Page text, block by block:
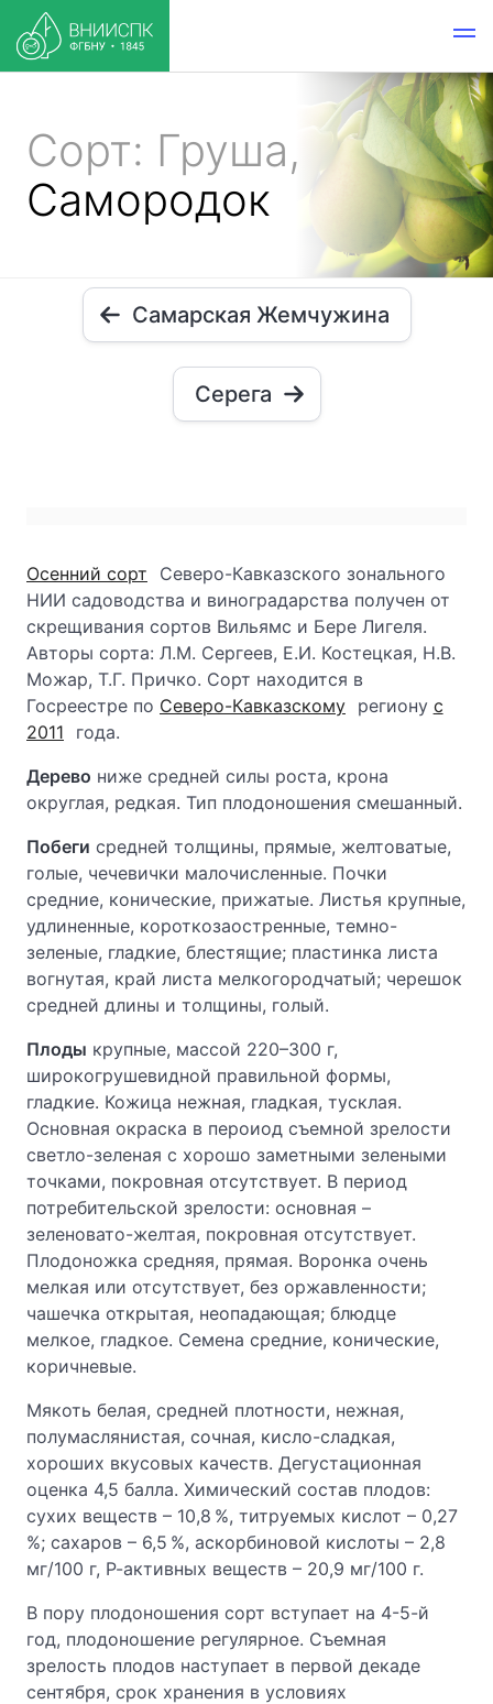
Сорт: Груша,
Самородок
Самарская Жемчужина
Серега
Осенний сорт
Северо-Кавказского зонального
НИИ садоводства и виноградарства получен от
скрещивания сортов Вильямс и Бере Лигеля.
Авторы сорта: Л.М. Сергеев, Е.И. Костецкая, Н.В.
Можар, Т.Г. Причко. Сорт находится в
Госреестре по Северо-Кавказскому региону с
2011
года.
Дерево ниже средней силы роста, крона
округлая, редкая. Тип плодоношения смешанный.
Побеги средней толщины, прямые, желтоватые,
голые, чечевички малочисленные. Почки
средние, конические, прижатые. Листья крупные,
удлиненные, короткозаостренные, темно-
зеленые, гладкие, блестящие; пластинка листа
вогнутая, край листа мелкогородчатый; черешок
средней длины и толщины, голый.
Плоды крупные, массой 220–300 г,
широкогрушевидной правильной формы,
гладкие. Кожица нежная, гладкая, тусклая.
Основная окраска в пероиод съемной зрелости
светло-зеленая с хорошо заметными зелеными
точками, покровная отсутствует. В период
потребительской зрелости: основная –
зеленовато-желтая, покровная отсутствует.
Плодоножка средняя, прямая. Воронка очень
мелкая или отсутствует, без оржавленности;
чашечка открытая, неопадающая; блюдце
мелкое, гладкое. Семена средние, конические,
коричневые.
Мякоть белая, средней плотности, нежная,
полумаслянистая, сочная, кисло-сладкая,
хороших вкусовых качеств. Дегустационная
оценка 4,5 балла. Химический состав плодов:
сухих веществ – 10,8 %, титруемых кислот – 0,27
%; сахаров – 6,5 %, аскорбиновой кислоты – 2,8
мг/100 г, Р-активных веществ – 20,9 мг/100 г.
В пору плодоношения сорт вступает на 4-5-й
год, плодоношение регулярное. Съемная
зрелость плодов наступает в первой декаде
сентября, срок хранения в условиях